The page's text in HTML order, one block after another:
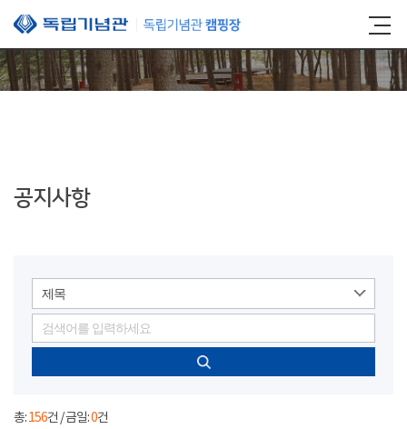
본문 바로가기
공지사항
제목
총:156건 / 금일:0건